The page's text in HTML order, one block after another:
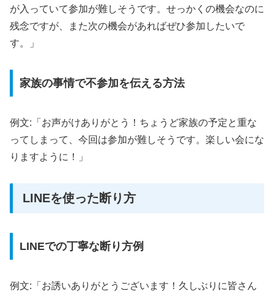
が入っていて参加が難しそうです。せっかくの機会なのに
残念ですが、また次の機会があればぜひ参加したいで
す。」
家族の事情で不参加を伝える方法
例文:「お声がけありがとう！ちょうど家族の予定と重な
ってしまって、今回は参加が難しそうです。楽しい会にな
りますように！」
LINEを使った断り方
LINEでの丁寧な断り方例
例文:「お誘いありがとうございます！久しぶりに皆さん